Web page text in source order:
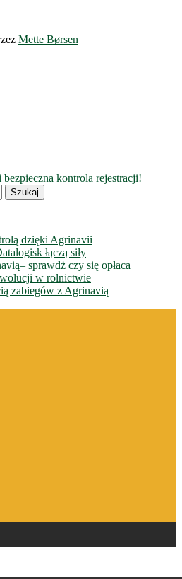
Mette Børsen
kontrola rejestracji!
dzięki Agrinavii
łączą siły
sprawdż czy się opłaca
w rolnictwie
zabiegów z Agrinavią